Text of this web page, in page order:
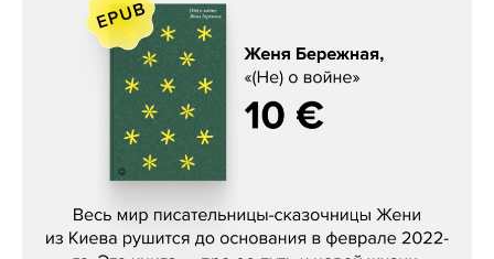
Женя Бережная, «(Не) о войне»